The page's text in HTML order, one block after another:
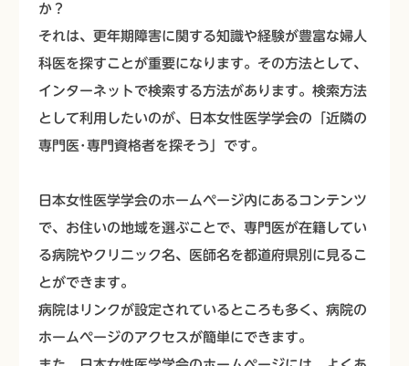
か？
それは、更年期障害に関する知識や経験が豊富な婦人
科医を探すことが重要になります。その方法として、
インターネットで検索する方法があります。検索方法
として利用したいのが、日本女性医学学会の「近隣の
専門医･専門資格者を探そう」です。
日本女性医学学会のホームページ内にあるコンテンツ
で、お住いの地域を選ぶことで、専門医が在籍してい
る病院やクリニック名、医師名を都道府県別に見るこ
とができます。
病院はリンクが設定されているところも多く、病院の
ホームページのアクセスが簡単にできます。